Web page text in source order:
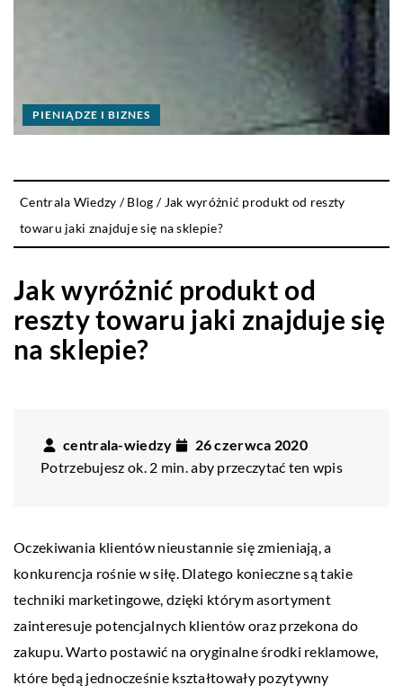
PIENIĄDZE I BIZNES
Centrala Wiedzy /Blog / Jak wyróżnić produkt od reszty
towaru jaki znajduje się na sklepie?
Jak wyróżnić produkt od
reszty towaru jaki znajduje się
na sklepie?
centrala-wiedzy
26 czerwca 2020
Potrzebujesz ok. 2 min. aby przeczytać ten wpis
Oczekiwania klientów nieustannie się zmieniają, a
konkurencja rośnie w siłę. Dlatego konieczne są takie
techniki marketingowe, dzięki którym asortyment
zainteresuje potencjalnych klientów oraz przekona do
zakupu. Warto postawić na oryginalne środki reklamowe,
które będą jednocześnie kształtowały pozytywny